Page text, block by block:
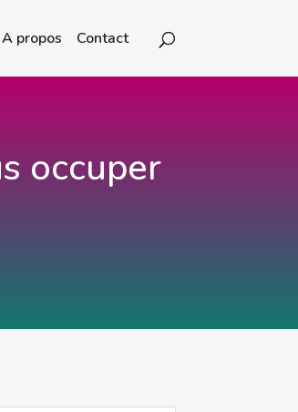
A propos Contact
occuper